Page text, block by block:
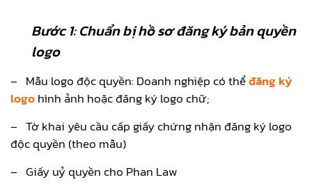
Bước 1: Chuẩn bị hồ sơ đăng ký bản quyền
logo
– Mẫu logo độc quyền: Doanh nghiệp có thểđăng ký
logohình ảnh hoặc đăng ký logo chữ;
– Tờ khai yêu cầu cấp giấy chứng nhận đăng ký logo
độc quyền (theo mẫu)
– Giấy uỷ quyền cho Phan Law